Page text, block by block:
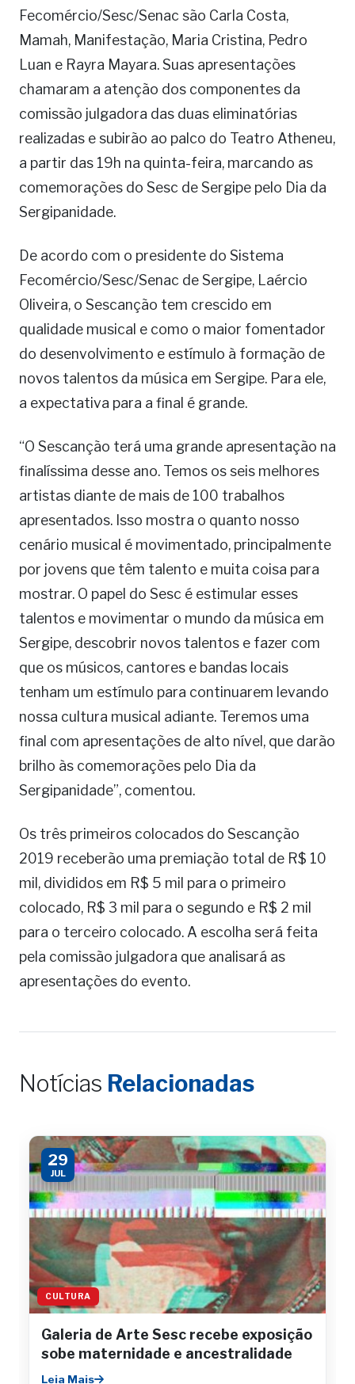
Fecomércio/Sesc/Senac são Carla Costa,
Mamah, Manifestação, Maria Cristina, Pedro
Luan e Rayra Mayara. Suas apresentações
chamaram a atenção dos componentes da
comissão julgadora das duas eliminatórias
realizadas e subirão ao palco do Teatro Atheneu,
a partir das 19h na quinta-feira, marcando as
comemorações do Sesc de Sergipe pelo Dia da
Sergipanidade.
De acordo com o presidente do Sistema
Fecomércio/Sesc/Senac de Sergipe, Laércio
Oliveira, o Sescanção tem crescido em
qualidade musical e como o maior fomentador
do desenvolvimento e estímulo à formação de
novos talentos da música em Sergipe. Para ele,
a expectativa para a final é grande.
“O Sescanção terá uma grande apresentação na
finalíssima desse ano. Temos os seis melhores
artistas diante de mais de 100 trabalhos
apresentados. Isso mostra o quanto nosso
cenário musical é movimentado, principalmente
por jovens que têm talento e muita coisa para
mostrar. O papel do Sesc é estimular esses
talentos e movimentar o mundo da música em
Sergipe, descobrir novos talentos e fazer com
que os músicos, cantores e bandas locais
tenham um estímulo para continuarem levando
nossa cultura musical adiante. Teremos uma
final com apresentações de alto nível, que darão
brilho às comemorações pelo Dia da
Sergipanidade”, comentou.
Os três primeiros colocados do Sescanção
2019 receberão uma premiação total de R$ 10
mil, divididos em R$ 5 mil para o primeiro
colocado, R$ 3 mil para o segundo e R$ 2 mil
para o terceiro colocado. A escolha será feita
pela comissão julgadora que analisará as
apresentações do evento.
Notícias Relacionadas
29
JUL
CULTURA
Galeria de Arte Sesc recebe exposição
sobe maternidade e ancestralidade
Leia Mais